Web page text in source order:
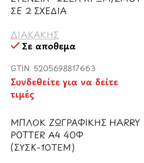
ΣΕ 2 ΣΧΕΔΙΑ
ΔΙΑΚΑΚΗΣ
Σε απόθεμα
GTIN: 5205698817663
Συνδεθείτε για να δείτε
τιμές
ΜΠΛΟΚ ΖΩΓΡΑΦΙΚΗΣ HARRY
POTTER A4 40Φ
(ΣΥΣΚ-10ΤΕΜ)